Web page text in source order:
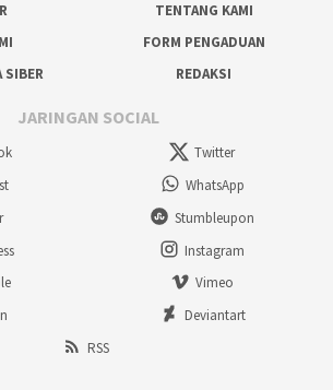
TENTANG KAMI
FORM PENGADUAN
SIBER
REDAKSI
JARINGAN SOCIAL
Twitter
WhatsApp
Stumbleupon
Instagram
Vimeo
Deviantart
RSS